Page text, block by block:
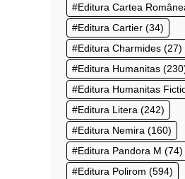
Editura Cartea
Editura Cartier (34)
Editura Charmides (27)
Editura Humanitas
Editura Humanitas
Editura Litera (242)
Editura Nemira (160)
Editura Pandora M (74)
Editura Polirom (594)